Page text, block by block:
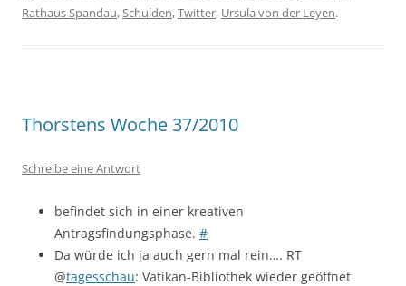
Rathaus Spandau,Schulden,Twitter, Ursula von der Leyen.
Thorstens Woche 37/2010
Schreibe eine Antwort
befindet sich in einer kreativen
Antragsfindungsphase. #
Da würde ich ja auch gern mal rein…. RT
@tagesschau: Vatikan-Bibliothek wieder geöffnet